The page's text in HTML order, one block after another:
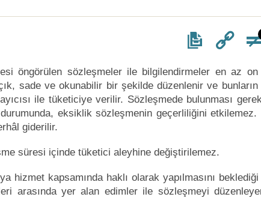
öngörülen sözleşmeler ile bilgilendirmeler en az
sade ve okunabilir bir şekilde düzenlenir ve bunların
ile tüketiciye verilir. Sözleşmede bulunması
eksiklik sözleşmenin geçerliliğini etkilemez.
giderilir.
süresi içinde tüketici aleyhine değiştirilemez.
hizmet kapsamında haklı olarak yapılmasını
arasında yer alan edimler ile sözleşmeyi